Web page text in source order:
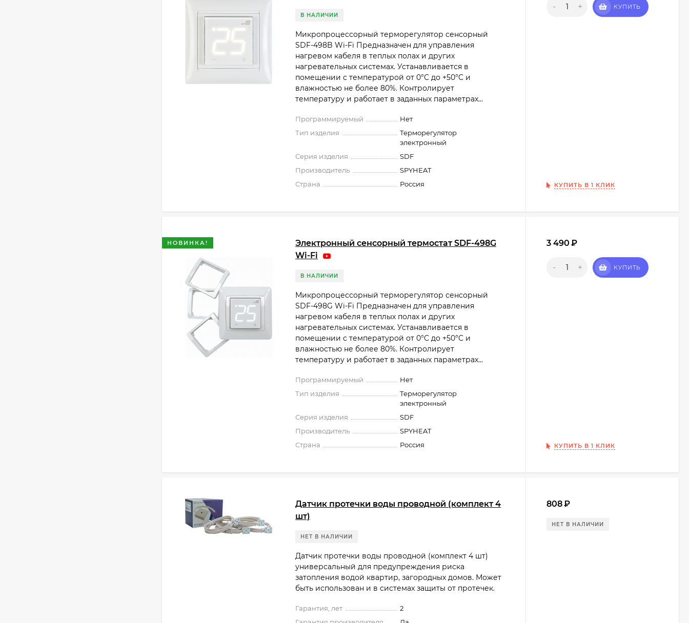
В НАЛИЧИИ
Микропроцессорный терморегулятор сенсорный
SDF-498B Wi-Fi Предназначен для управления
нагревом кабеля в теплых полах и других
нагревательных системах. Устанавливается в
помещении с температурой от 0°C до +50°C и
влажностью не более 80%. Контролирует
температуру и работает в заданных параметрах...
Программируемый
Нет
Тип изделия
Терморегулятор
электронный
Серия изделия
SDF
Производитель
SPYHEAT
Страна
Россия
- + КУПИТЬ
КУПИТЬ В 1 КЛИК
НОВИНКА!
Электронный сенсорный термостат SDF-498G
Wi-Fi
В НАЛИЧИИ
Микропроцессорный терморегулятор сенсорный
SDF-498G Wi-Fi Предназначен для управления
нагревом кабеля в теплых полах и других
нагревательных системах. Устанавливается в
помещении с температурой от 0°C до +50°C и
влажностью не более 80%. Контролирует
температуру и работает в заданных параметрах...
Программируемый
Нет
Тип изделия
Терморегулятор
электронный
Серия изделия
SDF
Производитель
SPYHEAT
Страна
Россия
3 490 ₽
- + КУПИТЬ
КУПИТЬ В 1 КЛИК
Датчик протечки воды проводной (комплект 4
шт)
НЕТ В НАЛИЧИИ
Датчик протечки воды проводной (комплект 4 шт)
универсальный для предупреждения риска
затопления водой квартир, загородных домов. Может
быть использован и в системах защиты от протечек.
Гарантия, лет
2
808₽
НЕТ В НАЛИЧИИ